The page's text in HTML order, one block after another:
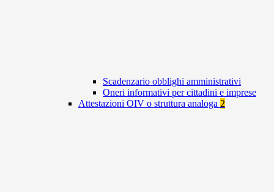
Scadenzario obblighi amministrativi
Oneri informativi per cittadini e imprese
Attestazioni OIV o struttura analoga 2